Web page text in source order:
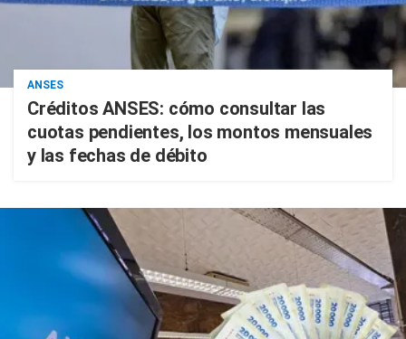
ANSES
Créditos ANSES: cómo consultar las
cuotas pendientes, los montos mensuales
y las fechas de débito